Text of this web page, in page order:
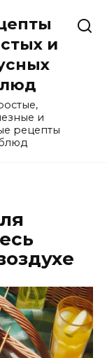
и
и
рецепты